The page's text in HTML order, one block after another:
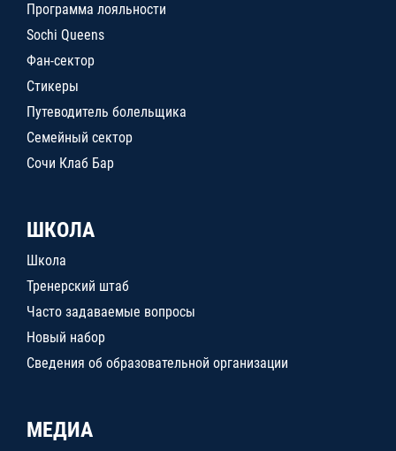
Программа лояльности
Sochi Queens
Фан-сектор
Стикеры
Путеводитель болельщика
Семейный сектор
Сочи Клаб Бар
ШКОЛА
Школа
Тренерский штаб
Часто задаваемые вопросы
Новый набор
Сведения об образовательной организации
МЕДИА